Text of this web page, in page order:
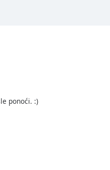
ponoći. :)